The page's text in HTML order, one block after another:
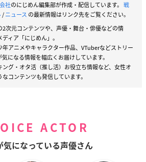
社のにじめん編集部が作成・配信しています。 戦
/ニュース の最新情報はリンク先をご覧ください。
次元コンテンツや、声優・舞台・俳優などの情
ィア「にじめん」。
アニメやキャラクター作品、VTuberなどストリー
になる情報を幅広くお届けしています。
グ・オタ活（推し活）お役立ち情報など、女性オ
コンテンツも発信しています。
ACTOR
気になっている声優さん